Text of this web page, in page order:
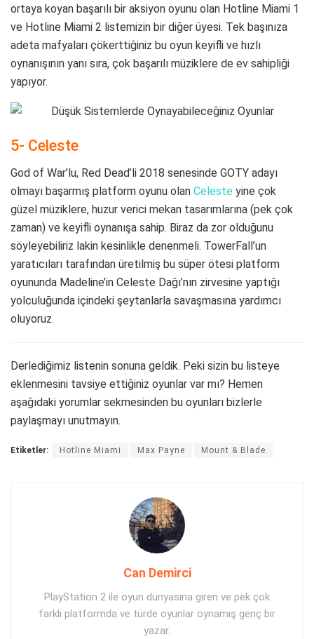
ortaya koyan başarılı bir aksiyon oyunu olan Hotline Miami 1
ve Hotline Miami 2 listemizin bir diğer üyesi. Tek başınıza
adeta mafyaları çökerttiğiniz bu oyun keyifli ve hızlı
oynanışının yanı sıra, çok başarılı müziklere de ev sahipliği
yapıyor.
5- Celeste
God of War’lu, Red Dead’li 2018 senesinde GOTY adayı
olmayı başarmış platform oyunu olan Celeste yine çok
güzel müziklere, huzur verici mekan tasarımlarına (pek çok
zaman) ve keyifli oynanışa sahip. Biraz da zor olduğunu
söyleyebiliriz lakin kesinlikle denenmeli. TowerFall’un
yaratıcıları tarafından üretilmiş bu süper ötesi platform
oyununda Madeline’in Celeste Dağı’nın zirvesine yaptığı
yolculuğunda içindeki şeytanlarla savaşmasına yardımcı
oluyoruz.
Derlediğimiz listenin sonuna geldik. Peki sizin bu listeye
eklenmesini tavsiye ettiğiniz oyunlar var mı? Hemen
aşağıdaki yorumlar sekmesinden bu oyunları bizlerle
paylaşmayı unutmayın.
Etiketler: Hotline Miami Max Payne Mount & Blade
Can Demirci
PlayStation 2 ile oyun dünyasına giren ve pek çok
farklı platformda ve türde oyunlar oynamış genç bir
yazar.